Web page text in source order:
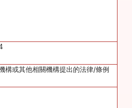
構或其他相關機構提出的法律/條例